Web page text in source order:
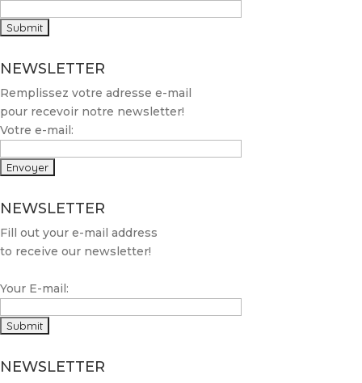
NEWSLETTER
Remplissez votre adresse e-mail
pour recevoir notre newsletter!
Votre e-mail:
NEWSLETTER
Fill out your e-mail address
to receive our newsletter!
Your E-mail:
NEWSLETTER